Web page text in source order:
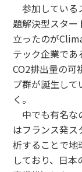
参加している
題解決型スター
立ったのが
テック企業であ
CO2排出量の可
プ群が誕生し
く。
中でも有名な
はフランス発ス
析することで地
しており、日